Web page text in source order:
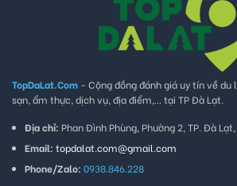
TopDaLat.Com - Cộng đồng đánh giá uy tín về du
sạn, ẩm thực, dịch vụ, địa điểm,... tại TP Đà Lạt.
Địa chỉ: Phan Đình Phùng, Phường 2, TP. Đà
Email: topdalat.com@gmail.com
Phone/Zalo: 0938.846.228